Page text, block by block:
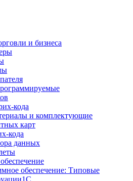
и бизнеса
кода
и комплектующие
карт
кода
данных
обеспечение: Типовые